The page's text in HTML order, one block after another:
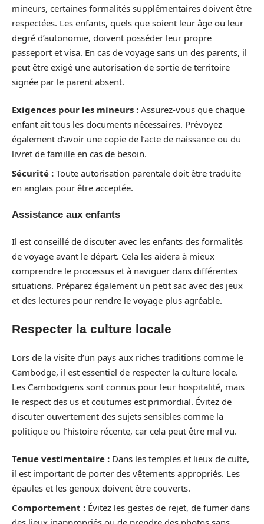
mineurs, certaines formalités supplémentaires doivent être
respectées. Les enfants, quels que soient leur âge ou leur
degré d’autonomie, doivent posséder leur propre
passeport et visa. En cas de voyage sans un des parents, il
peut être exigé une autorisation de sortie de territoire
signée par le parent absent.
Exigences pour les mineurs : Assurez-vous que chaque
enfant ait tous les documents nécessaires. Prévoyez
également d’avoir une copie de l’acte de naissance ou du
livret de famille en cas de besoin.
Sécurité : Toute autorisation parentale doit être traduite
en anglais pour être acceptée.
Assistance aux enfants
Il est conseillé de discuter avec les enfants des formalités
de voyage avant le départ. Cela les aidera à mieux
comprendre le processus et à naviguer dans différentes
situations. Préparez également un petit sac avec des jeux
et des lectures pour rendre le voyage plus agréable.
Respecter la culture locale
Lors de la visite d’un pays aux riches traditions comme le
Cambodge, il est essentiel de respecter la culture locale.
Les Cambodgiens sont connus pour leur hospitalité, mais
le respect des us et coutumes est primordial. Évitez de
discuter ouvertement des sujets sensibles comme la
politique ou l’histoire récente, car cela peut être mal vu.
Tenue vestimentaire : Dans les temples et lieux de culte,
il est important de porter des vêtements appropriés. Les
épaules et les genoux doivent être couverts.
Comportement : Évitez les gestes de rejet, de fumer dans